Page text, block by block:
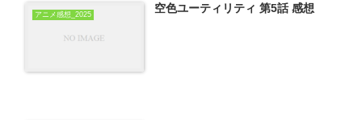
アニメ感想_2025 空色ユーティリティ 第5話 感想